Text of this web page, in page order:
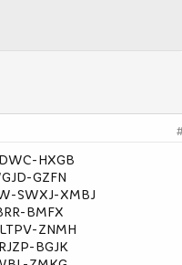
HXGB
GZFN
SWXJ-XMBJ
BMFX
ZNMH
BGJK